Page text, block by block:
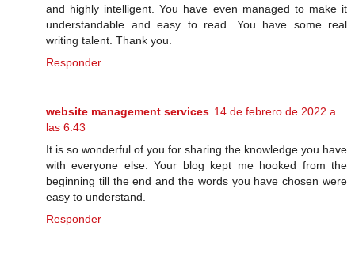
and highly intelligent. You have even managed to make it
understandable and easy to read. You have some real
writing talent. Thank you.
Responder
website management services 14 de febrero de 2022 a
las 6:43
It is so wonderful of you for sharing the knowledge you have
with everyone else. Your blog kept me hooked from the
beginning till the end and the words you have chosen were
easy to understand.
Responder